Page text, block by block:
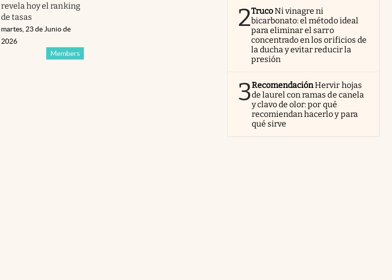
revela hoy el ranking
de tasas
Members
martes, 23 de Junio de
2026
2TrucoNi vinagre ni
bicarbonato: el método ideal
para eliminar el sarro
concentrado en los orificios de
la ducha y evitar reducir la
presión
3RecomendaciónHervir hojas
de laurel con ramas de canela
y clavo de olor: por qué
recomiendan hacerlo y para
qué sirve